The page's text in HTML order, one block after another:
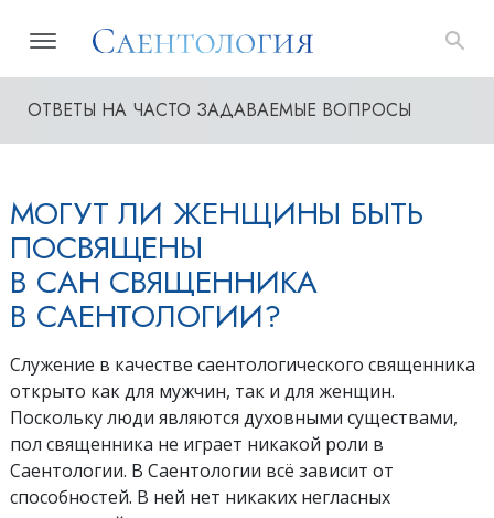
ОТВЕТЫ НА ЧАСТО ЗАДАВАЕМЫЕ ВОПРОСЫ
МОГУТ ЛИ ЖЕНЩИНЫ БЫТЬ
ПОСВЯЩЕНЫ
В САН СВЯЩЕННИКА
В САЕНТОЛОГИИ?
Служение в качестве саентологического священника
открыто как для мужчин, так и для женщин.
Поскольку люди являются духовными существами,
пол священника не играет никакой роли в
Саентологии. В Саентологии всё зависит от
способностей. В ней нет никаких негласных